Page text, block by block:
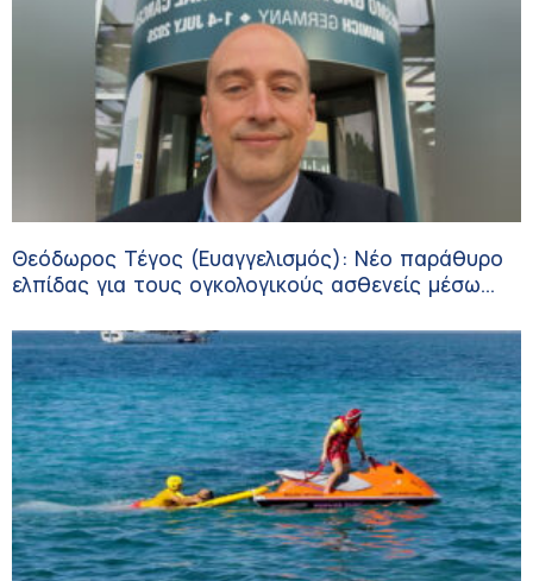
Θεόδωρος Τέγος (Ευαγγελισμός): Νέο παράθυρο
ελπίδας για τους ογκολογικούς ασθενείς μέσω